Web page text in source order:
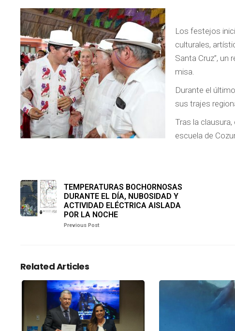
Los festejos
culturales,
Santa Cruz”, un
misa.
Durante el
sus trajes
Tras la
escuela de
TEMPERATURAS BOCHORNOSAS
DURANTE EL DÍA, NUBOSIDAD Y
ACTIVIDAD ELÉCTRICA AISLADA
POR LA NOCHE
Previous Post
Related Articles